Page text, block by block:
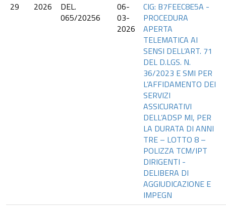
29
2026
DEL.
065/20256
06-
03-
2026
CIG: B7FEEC8E5A -
PROCEDURA
APERTA
TELEMATICA AI
SENSI DELL’ART. 71
DEL D.LGS. N.
36/2023 E SMI PER
L’AFFIDAMENTO DEI
SERVIZI
ASSICURATIVI
DELL’ADSP MI, PER
LA DURATA DI ANNI
TRE – LOTTO 8 –
POLIZZA TCM/IPT
DIRIGENTI -
DELIBERA DI
AGGIUDICAZIONE E
IMPEGN